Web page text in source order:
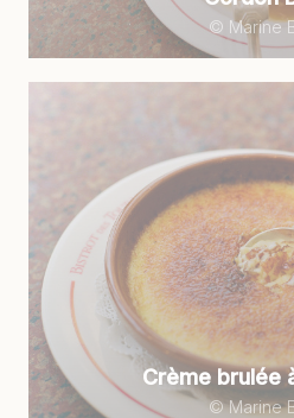
© Marine
Crème brulée
© Marine